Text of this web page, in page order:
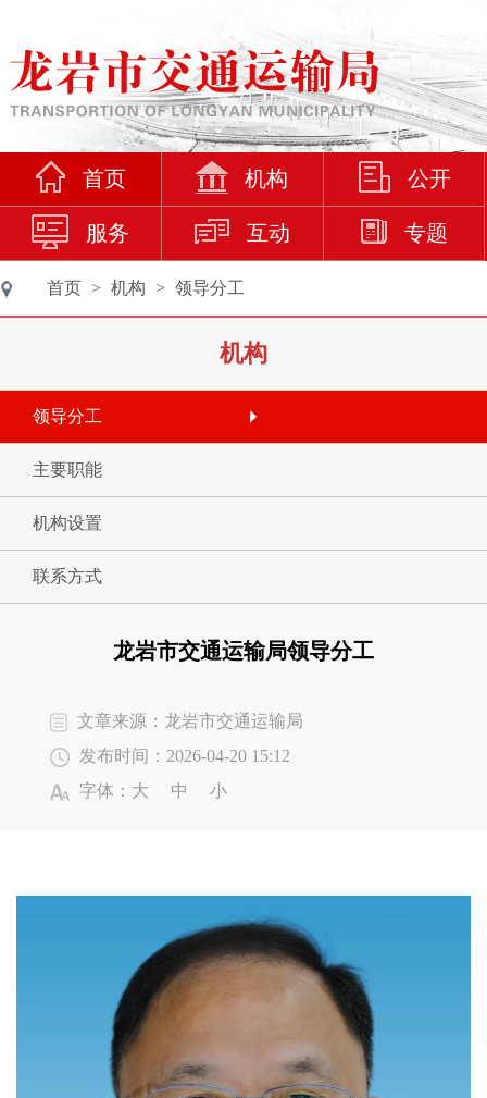
首页 机构 公开
服务 互动 专题
首页 > 机构 > 领导分工
机构
领导分工
主要职能
机构设置
联系方式
龙岩市交通运输局领导分工
文章来源：龙岩市交通运输局
发布时间：2026-04-20 15:12
字体： 大 中 小